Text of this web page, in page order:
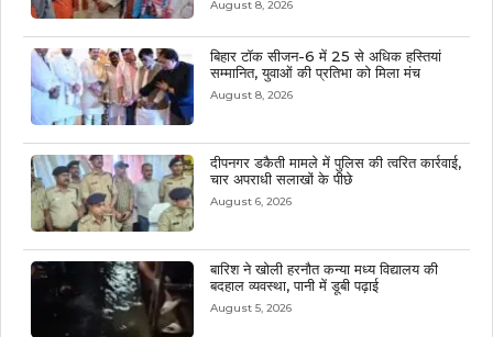
August 8, 2026
बिहार टॉक सीजन-6 में 25 से अधिक हस्तियां
सम्मानित, युवाओं की प्रतिभा को मिला मंच
August 8, 2026
दीपनगर डकैती मामले में पुलिस की त्वरित कार्रवाई,
चार अपराधी सलाखों के पीछे
August 6, 2026
बारिश ने खोली हरनौत कन्या मध्य विद्यालय की
बदहाल व्यवस्था, पानी में डूबी पढ़ाई
August 5, 2026